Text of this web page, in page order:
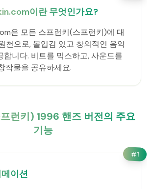
이란 무엇인가요?
은 모든 스프런키(스프런키)에 대
천으로, 몰입감 있고 창의적인 음악
합니다. 비트를 믹스하고, 사운드를
작물을 공유하세요.
런키) 1996 핸즈 버전의 주요
기능
#1
이션